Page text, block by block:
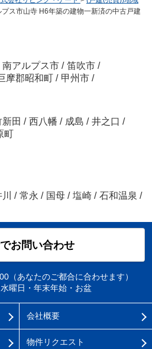
プス市山寺 H6年築の建物一新済の中古戸建
南アルプス市 / 笛吹市 /
摩郡昭和町 / 甲州市 /
田 / 西八幡 / 成島 / 井之口 /
町
/ 常永 / 国母 / 塩崎 / 石和温泉 /
お問い合わせ
（あなたのご都合に合わせます）
曜日・年末年始・お盆
会社概要
物件リクエスト